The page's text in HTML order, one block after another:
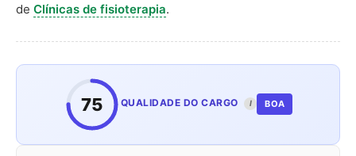
de Clínicas de fisioterapia.
75 QUALIDADE DO CARGO I BOA